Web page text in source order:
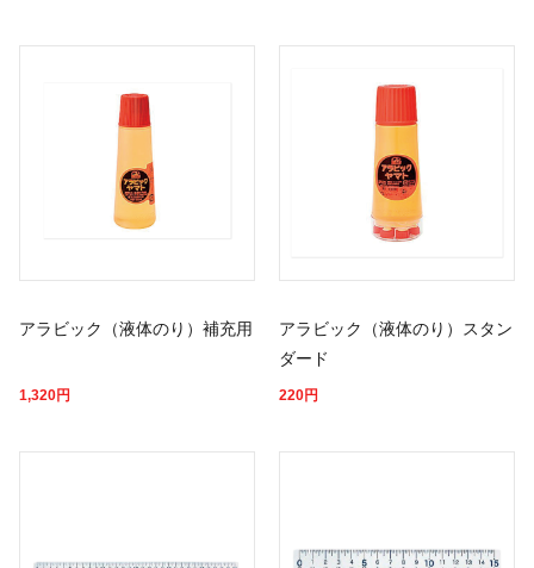
アラビック（液体のり）補充用
1,320円
アラビック（液体のり）スタン
ダード
220円